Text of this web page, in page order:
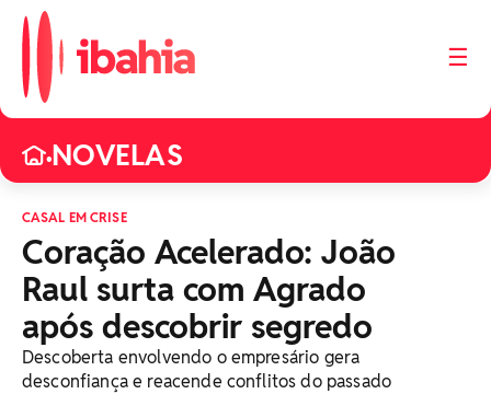
☰
•NOVELAS
CASAL EM CRISE
Coração Acelerado: João
Raul surta com Agrado
após descobrir segredo
Descoberta envolvendo o empresário gera
desconfiança e reacende conflitos do passado